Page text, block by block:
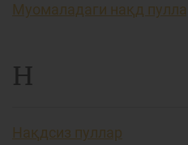
Муомаладаги нақд
Н
Нақдсиз пуллар